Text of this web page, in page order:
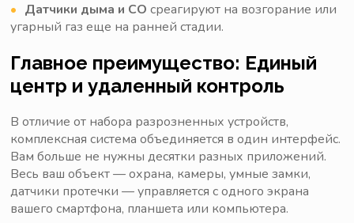
Датчики дыма и СОсреагируют на возгорание или
угарный газ еще на ранней стадии.
Главное преимущество: Единый
центр и удаленный контроль
В отличие от набора разрозненных устройств,
комплексная система объединяется в один интерфейс.
Вам больше не нужны десятки разных приложений.
Весь ваш объект — охрана, камеры, умные замки,
датчики протечки — управляется с одного экрана
вашего смартфона, планшета или компьютера.